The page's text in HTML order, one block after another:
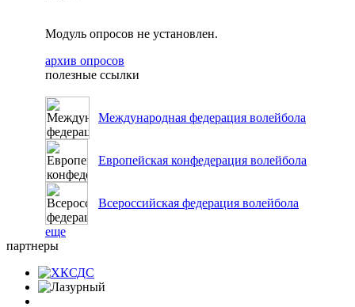
Модуль опросов не установлен.
архив опросов
полезные ссылки
Международная федерация волейбола
Европейская конфедерация волейбола
Всероссийская федерация волейбола
еще
партнеры